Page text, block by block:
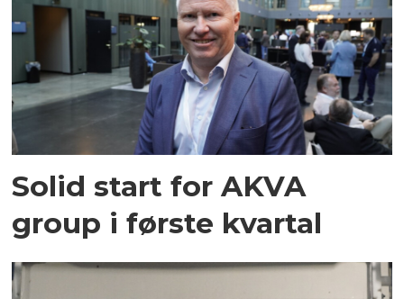
Solid start for AKVA
group i første kvartal